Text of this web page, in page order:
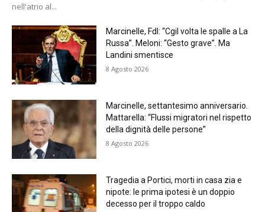
nell'atrio al...
Marcinelle, FdI: “Cgil volta le spalle a La
Russa”. Meloni: “Gesto grave”. Ma
Landini smentisce
8 Agosto 2026
Marcinelle, settantesimo anniversario.
Mattarella: “Flussi migratori nel rispetto
della dignità delle persone”
8 Agosto 2026
Tragedia a Portici, morti in casa zia e
nipote: le prima ipotesi è un doppio
decesso per il troppo caldo